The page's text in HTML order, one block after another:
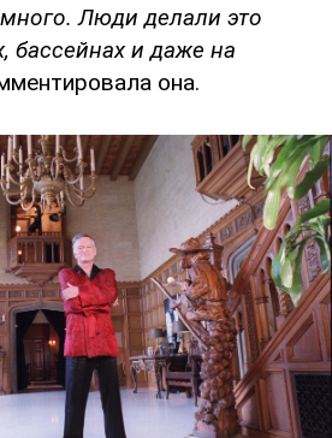
Люди делали это
бассейнах и даже на
она.